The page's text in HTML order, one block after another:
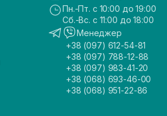
Пн.-Пт. с 10:00 до 19:00
Сб.-Вс. с 11:00 до 18:00
Менеджер
+38 (097) 612-54-81
+38 (097) 788-12-88
+38 (097) 983-41-20
+38 (068) 693-46-00
+38 (068) 951-22-86